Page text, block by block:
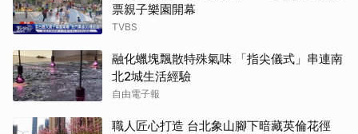
票親子樂園開幕
TVBS
融化蠟塊飄散特殊氣味 「指尖儀式」串連南
北2城生活經驗
自由電子報
職人匠心打造 台北象山腳下暗藏英倫花徑